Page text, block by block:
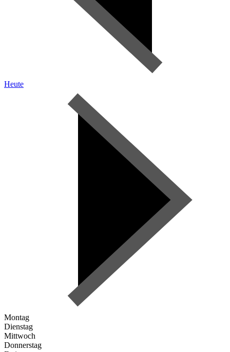
Heute
Montag
Dienstag
Mittwoch
Donnerstag